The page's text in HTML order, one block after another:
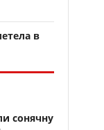
в
сонячну